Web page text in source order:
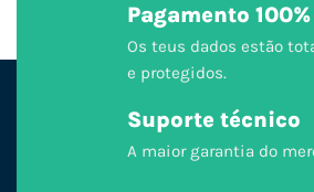
Pagamento
Os teus dados estão
e protegidos.
Suporte técnico
A maior garantia do